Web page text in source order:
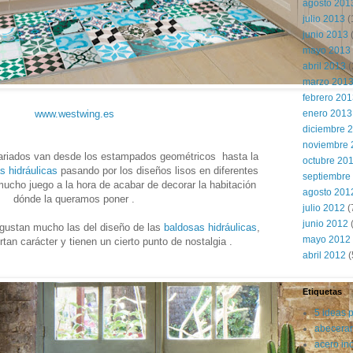
www.westwing.es
van desde los estampados geométricos hasta la
hidráulicas pasando por los diseños lisos en diferentes
juego a la hora de acabar de decorar la habitación
dónde la queramos poner .
mucho las del diseño de las baldosas hidráulicas
carácter y tienen un cierto punto de nostalgia .
agosto
julio 2013
junio 2013
mayo 2013
abril 2013
marzo 2013
febrero
enero 2013
diciembre
noviembre
octubre
septiembre
agosto
julio 2012
junio 2012
mayo 2012
abril 2012
Etiquetas
5 ideas
acero